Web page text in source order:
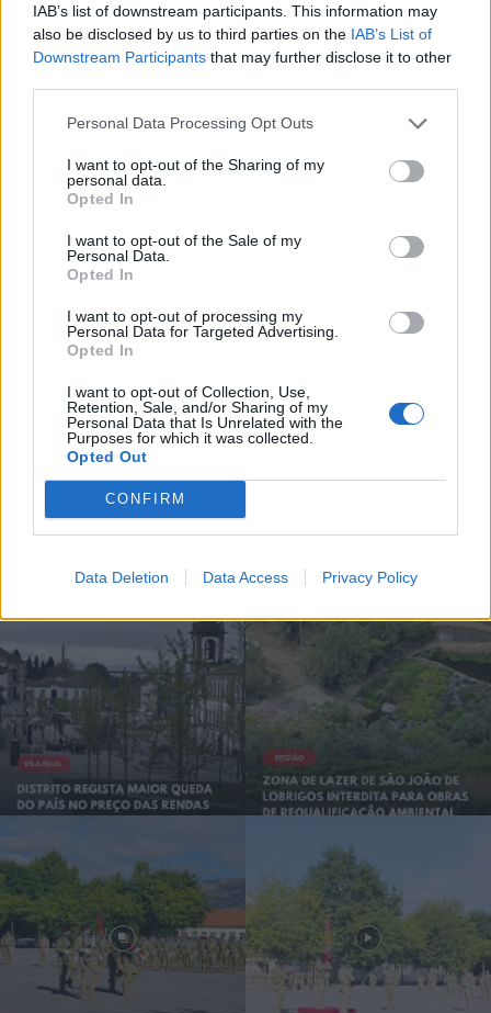
IAB’s list of downstream participants. This information may
also be disclosed by us to third parties on the IAB’s List of
Downstream Participants that may further disclose it to other
Personal Data Processing Opt Outs
I want to opt-out of the Sharing of my
personal data.
Opted In
I want to opt-out of the Sale of my
Personal Data.
Opted In
I want to opt-out of processing my
Personal Data for Targeted Advertising.
Opted In
I want to opt-out of Collection, Use,
Retention, Sale, and/or Sharing of my
Personal Data that Is Unrelated with the
Purposes for which it was collected.
Opted Out
CONFIRM
Data Deletion Data Access Privacy Policy
Com a soprano Marina Pacheco, a atriz Luciana
Ribeiro, a pianista Helena Vasques e texto original de
Tiago Matos, este espetáculo conta com o apoio
DGArtes.
A iniciativa é organizada pelo Município de Chaves. A
entrada é gratuita, mas carece de levantamento
prévio de bilhete na Biblioteca Municipal de Chaves e
Postos de Turismo de Chaves.
Artigo anterior
Cerimónia da Queima das Fitas
acontecem este sábado
Próximo artigo
Literária traz grandes nomes da
literatura portuguesa a Mondim
Siga-nos no Instagram@noticiasdevilareal